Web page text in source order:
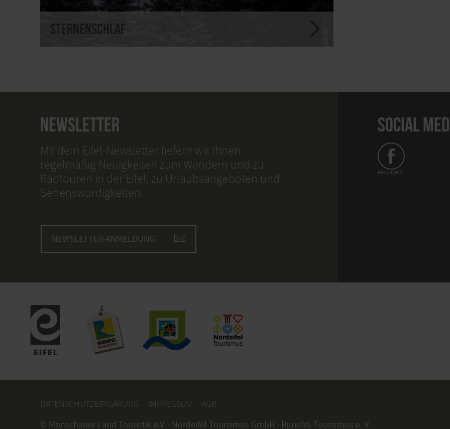
SternenSchlaf
NEWSLETTER
Mit dem Eifel-Newsletter liefern wir Ihnen
regelmäßig Neuigkeiten zum Wandern und zu
Radtouren in der Eifel, zu Urlaubsangeboten und
Sehenswürdigkeiten.
NEWSLETTER-ANMELDUNG
SOCIAL
FACEBOOK
DATENSCHUTZERKLÄRUNG IMPRESSUM
AGB
© Monschauer Land Touristik e.V. · Nordeifel Tourismus GmbH · Rureifel-Tourismus e. V.